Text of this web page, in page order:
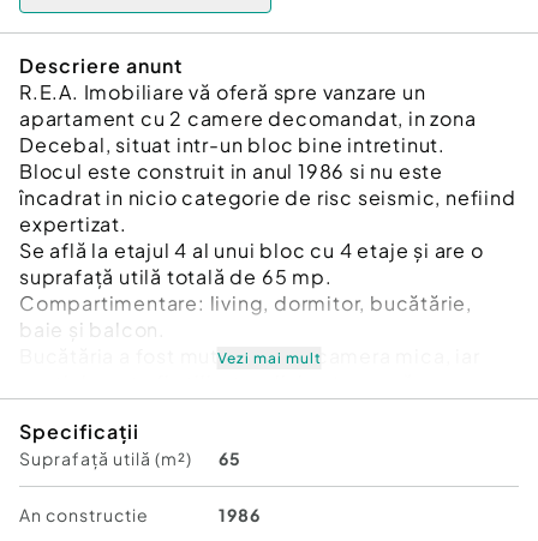
Descriere anunt
R.E.A. Imobiliare vă oferă spre vanzare un
apartament cu 2 camere decomandat, in zona
Decebal, situat intr-un bloc bine intretinut.
Blocul este construit in anul 1986 si nu este
încadrat in nicio categorie de risc seismic, nefiind
expertizat.
Se află la etajul 4 al unui bloc cu 4 etaje și are o
suprafață utilă totală de 65 mp.
Compartimentare: living, dormitor, bucătărie,
baie și balcon.
Bucătăria a fost mutată intr-o camera mica, iar
Confortul termic este asigurat prin centrală nouă,
dar si cu ajutorul aparatului de aer condiționat.
Loc de parcare.
Boxă la subsol.
Vezi mai mult
Specificații
Suprafață utilă (m²) 65
An constructie 1986